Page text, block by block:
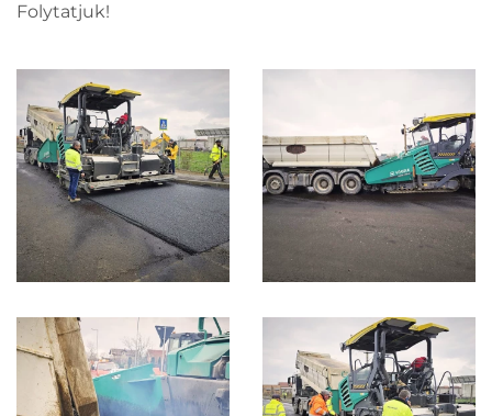
Folytatjuk!